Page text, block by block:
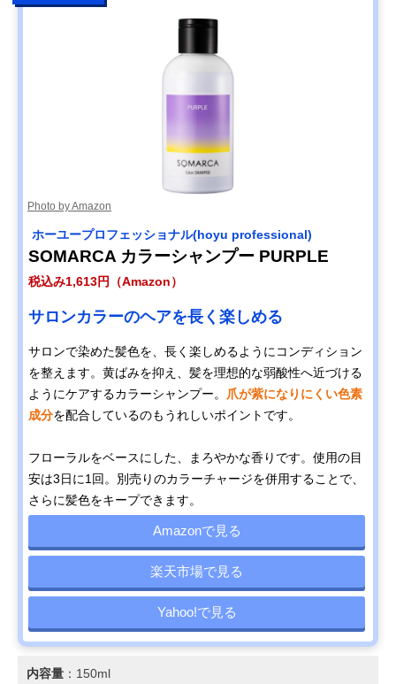
Photo by Amazon
‎ ホーユープロフェッショナル(hoyu professional)
SOMARCA カラーシャンプー PURPLE
税込み1,613円（Amazon）
サロンカラーのヘアを長く楽しめる
サロンで染めた髪色を、長く楽しめるようにコンディション
を整えます。黄ばみを抑え、髪を理想的な弱酸性へ近づける
ようにケアするカラーシャンプー。
爪が紫になりにくい色素
成分を配合しているのもうれしいポイントです。
フローラルをベースにした、まろやかな香りです。使用の目
安は3日に1回。別売りのカラーチャージを併用することで、
さらに髪色をキープできます。
Amazonで見る
楽天市場で見る
Yahoo!で見る
内容量 ：150ml